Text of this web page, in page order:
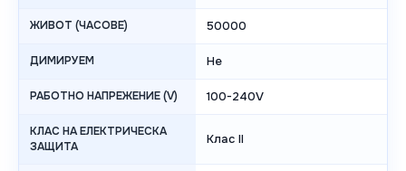
ЖИВОТ (ЧАСОВЕ) 50000
ДИМИРУЕМ Не
РАБОТНО НАПРЕЖЕНИЕ (V) 100-240V
КЛАС НА ЕЛЕКТРИЧЕСКА
ЗАЩИТА
Клас II